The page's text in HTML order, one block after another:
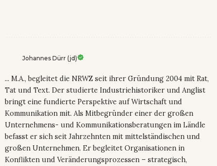
Johannes Dürr (jd)
... M.A., begleitet die NRWZ seit ihrer Gründung 2004 mit Rat,
Tat und Text. Der studierte Industriehistoriker und Anglist
bringt eine fundierte Perspektive auf Wirtschaft und
Kommunikation mit. Als Mitbegründer einer der großen
Unternehmens- und Kommunikationsberatungen im Ländle
befasst er sich seit Jahrzehnten mit mittelständischen und
großen Unternehmen. Er begleitet Organisationen in
Konflikten und Veränderungsprozessen – strategisch,